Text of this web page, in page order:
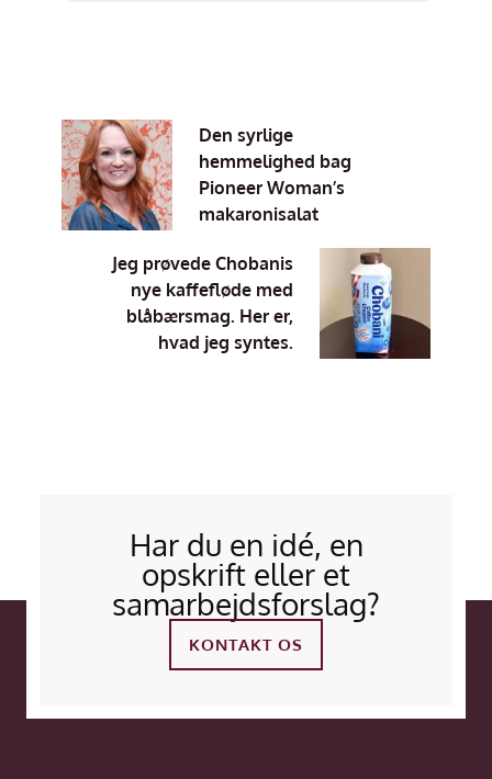
Den syrlige
hemmelighed bag
Pioneer Woman’s
makaronisalat
Jeg prøvede Chobanis
nye kaffefløde med
blåbærsmag. Her er,
hvad jeg syntes.
Har du en idé, en
opskrift eller et
samarbejdsforslag?
KONTAKT OS